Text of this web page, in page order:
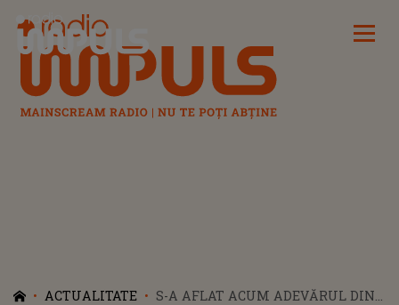
Radio Impuls
ACTUALITATE
S-A AFLAT ACUM ADEVĂRUL DIN